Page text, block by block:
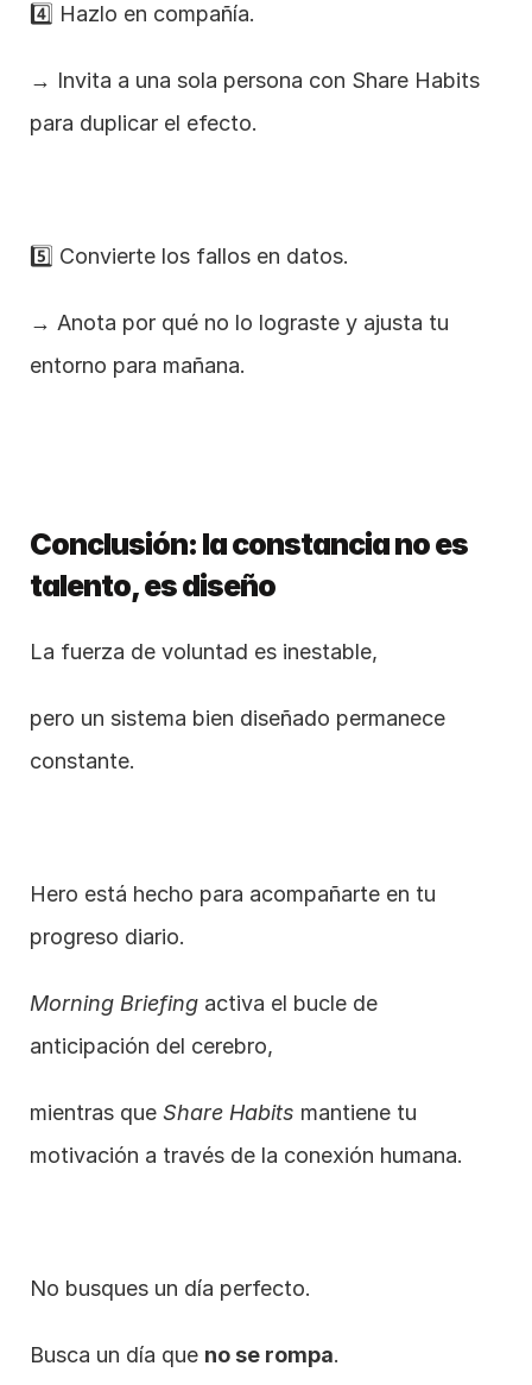
4️⃣ Hazlo en compañía.
→ Invita a una sola persona con Share Habits
para duplicar el efecto.
5️⃣ Convierte los fallos en datos.
→ Anota por qué no lo lograste y ajusta tu
entorno para mañana.
Conclusión: la constancia no es
talento, es diseño
La fuerza de voluntad es inestable,
pero un sistema bien diseñado permanece
constante.
Hero está hecho para acompañarte en tu
progreso diario.
Morning Briefing activa el bucle de
anticipación del cerebro,
mientras que Share Habits mantiene tu
motivación a través de la conexión humana.
No busques un día perfecto.
Busca un día que no se rompa.